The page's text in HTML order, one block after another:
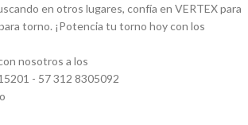
en otros lugares, confí­a en VERTEX para
torno. ¡Potencia tu torno hoy con los
nosotros a los
- 57 312 8305092